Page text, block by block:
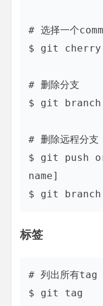
# 选择一个
$ git
# 删除分支
$ git branch
# 删除远程分支
$ git push
name]
标签
# 列出所有tag
$ git tag